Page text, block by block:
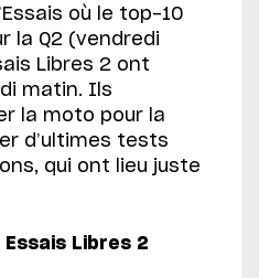
où le top-10
la Q2 (vendredi
Libres 2 ont
matin. Ils
la moto pour la
d’ultimes tests
qui ont lieu juste
Essais Libres 2